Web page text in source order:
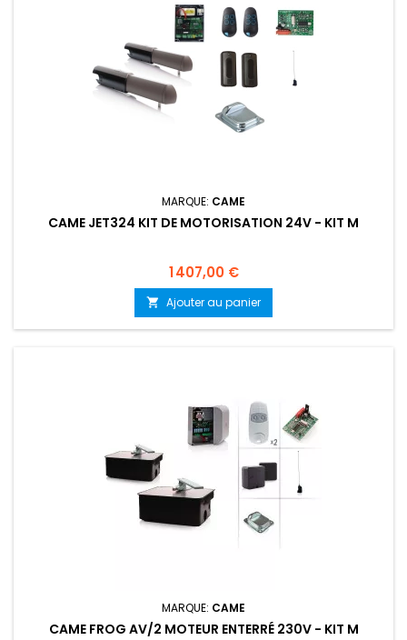
MARQUE: CAME
CAME JET324 KIT DE MOTORISATION 24V - KIT M
Prix
1 407,00 €
 Ajouter au panier
MARQUE: CAME
CAME FROG AV/2 MOTEUR ENTERRÉ 230V - KIT M